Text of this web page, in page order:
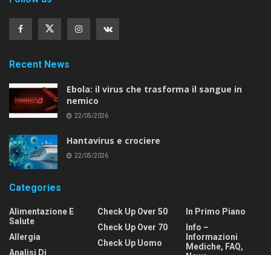
Recent News
Ebola: il virus che trasforma il sangue in
nemico
22/05/2026
Hantavirus e crociere
22/05/2026
Categories
Alimentazione E
Salute
Allergia
Analisi Di
Check Up Over 50
Check Up Over 70
Check Up Uomo
In Primo Piano
Info –
Informazioni
Mediche, FAQ,